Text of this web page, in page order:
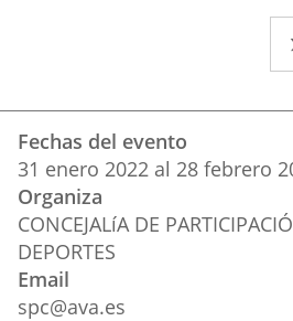
del
evento
Fechas del evento
31 enero 2022 al 28 febrero
Organiza
CONCEJALíA DE
DEPORTES
Email
spc@ava.es